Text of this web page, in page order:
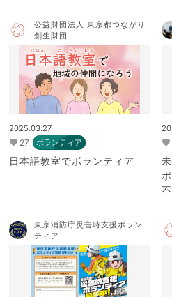
公益財団法人 東京都つながり
創生財団
2025.03.27
27 ボランティア
日本語教室でボランティア
東京消防庁災害時支援ボラン
ティア